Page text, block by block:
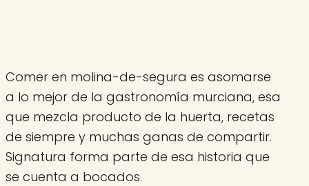
Comer en molina-de-segura es asomarse
a lo mejor de la gastronomía murciana, esa
que mezcla producto de la huerta, recetas
de siempre y muchas ganas de compartir.
Signatura forma parte de esa historia que
se cuenta a bocados.